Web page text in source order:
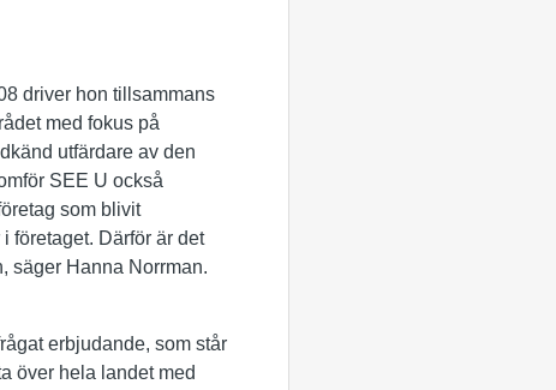
driver hon tillsammans
med fokus på
utfärdare av den
SEE U också
som blivit
företaget. Därför är det
säger Hanna Norrman.
erbjudande, som står
över hela landet med